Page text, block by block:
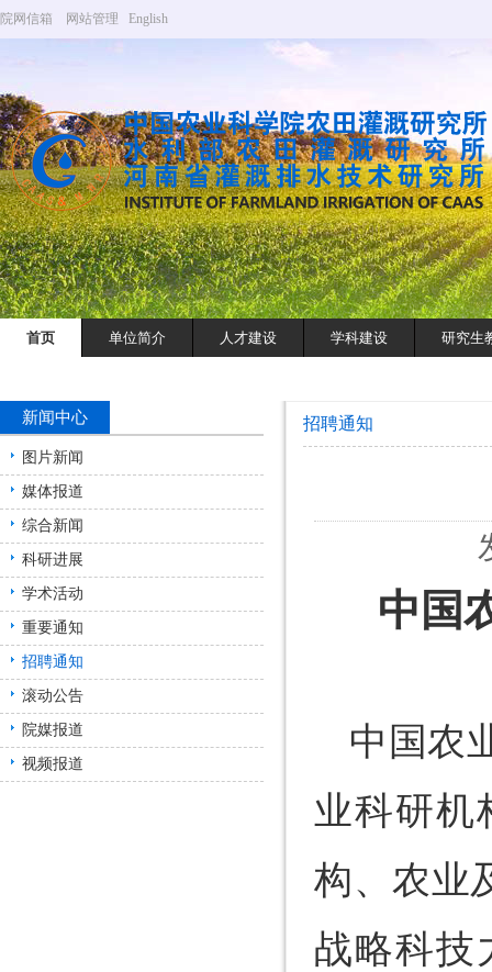
院网信箱 网站管理 English
首页 单位简介 人才建设 学科建设 研究生
新闻中心
图片新闻
媒体报道
综合新闻
科研进展
学术活动
重要通知
招聘通知
滚动公告
院媒报道
视频报道
招聘通知
中国
中国农
业科研机
构、农业
战略科技